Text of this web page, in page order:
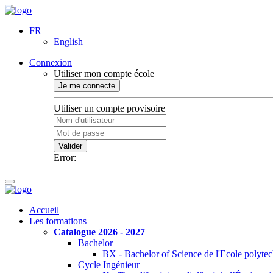
FR
English
Connexion
Utiliser mon compte école
Je me connecte
Utiliser un compte provisoire
Valider
Error:
Accueil
Les formations
Catalogue 2026 - 2027
Bachelor
BX - Bachelor of Science de l'Ecole
Cycle Ingénieur